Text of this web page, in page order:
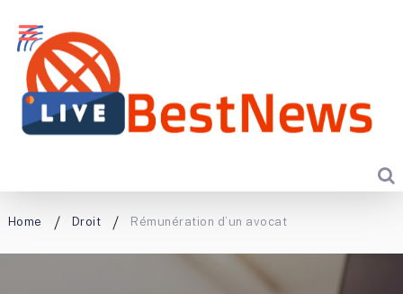
Home Droit Rémunération d’un avocat